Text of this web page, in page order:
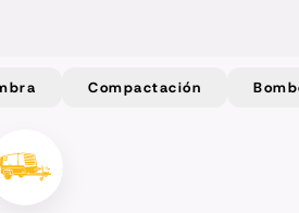
Compactación